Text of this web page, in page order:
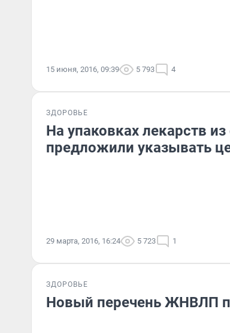
15 июня, 2016, 09:39 5 793 4
ЗДОРОВЬЕ
На упаковках лекарств
предложили указывать
29 марта, 2016, 16:24 5 723 1
ЗДОРОВЬЕ
Новый перечень ЖНВЛП